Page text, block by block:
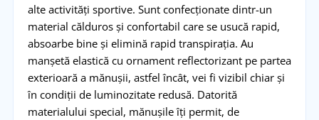
alte activități sportive. Sunt confecționate dintr-un
material călduros și confortabil care se usucă rapid,
absoarbe bine și elimină rapid transpirația. Au
manșetă elastică cu ornament reflectorizant pe partea
exterioară a mănușii, astfel încât, vei fi vizibil chiar și
în condiții de luminozitate redusă. Datorită
materialului special, mănușile îți permit, de